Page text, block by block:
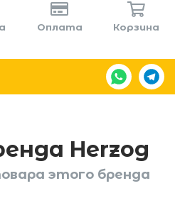
Оплата Корзина
Herzog
этого бренда